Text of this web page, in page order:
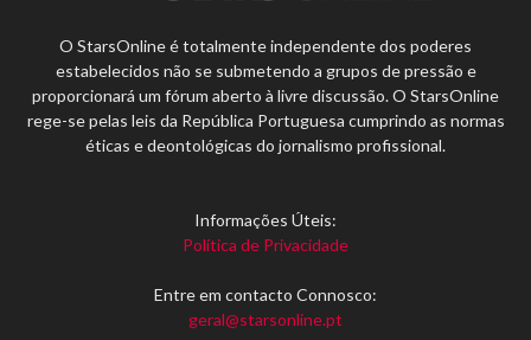
O StarsOnline é totalmente independente dos poderes
estabelecidos não se submetendo a grupos de pressão e
proporcionará um fórum aberto à livre discussão. O StarsOnline
rege-se pelas leis da República Portuguesa cumprindo as normas
éticas e deontológicas do jornalismo profissional.
Informações Úteis:
Política de Privacidade
Entre em contacto Connosco:
geral@starsonline.pt